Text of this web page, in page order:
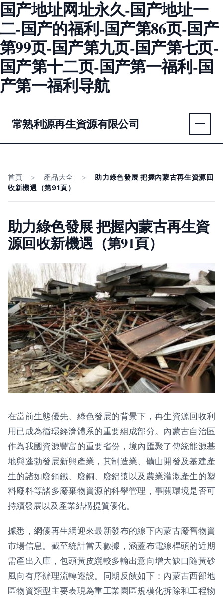
国产地址网址永久-国产地址一
二-国产的福利-国产第86页-国产
第99页-国产第九页-国产第七页-
国产第十二页-国产第一福利-国
产第一福利导航
常熟利源再生資源有限公司
首頁 > 產品大全 >
助力綠色發展 把握內蒙古再生資源回
收新機遇（第91頁）
助力綠色發展 把握內蒙古再生資
源回收新機遇（第91頁）
在當前生態優先、綠色發展的背景下，再生資源回收利
用已成為循環經濟體系的重要組成部分。內蒙古自治區
作為我國資源豐富的重要省份，境內匯聚了傳統能源基
地與蓬勃發展新興產業，其制造業、礦山開發及基建產
生的諸如廢鋼鐵、廢銅、廢鋁漿以及農業灌溉產生的塑
料廢料等諸多廢棄物資源的科學管理，事關環境是否可
持續發展以及產業結構提質優化。
據悉，網優再生網迎來最新發布的線下內蒙古廢舊物資
市場信息。截至統計當天數據，涵蓋布電線桿頭的近期
需產出入庫，包頭黃皮纜較多輸出意向增大缺口隨黃砂
風向有序辦理流轉遷設。同期反饋如下：內蒙古西部地
區物資類型主要表現為重工業園區規模化拆除和工程物